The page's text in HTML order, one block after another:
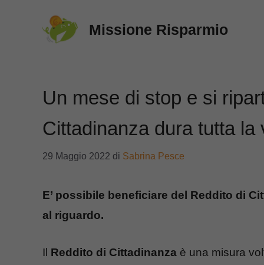
Missione Risparmio
Un mese di stop e si
Cittadinanza dura tutta la
29 Maggio 2022 di Sabrina Pesce
E’ possibile beneficiare del Reddito di
al riguardo.
Il Reddito di Cittadinanza è una misura